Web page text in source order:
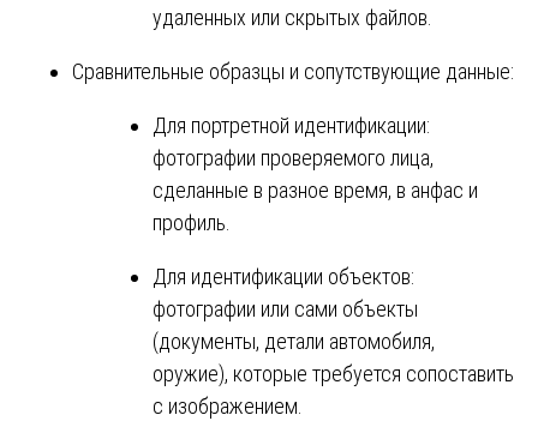
удаленных или скрытых файлов.
Сравнительные образцы и сопутствующие данные:
Для портретной идентификации:
фотографии проверяемого лица,
сделанные в разное время, в анфас и
профиль.
Для идентификации объектов:
фотографии или сами объекты
(документы, детали автомобиля,
оружие), которые требуется сопоставить
с изображением.